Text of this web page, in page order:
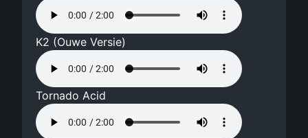
K2 (Ouwe Versie)
Tornado Acid